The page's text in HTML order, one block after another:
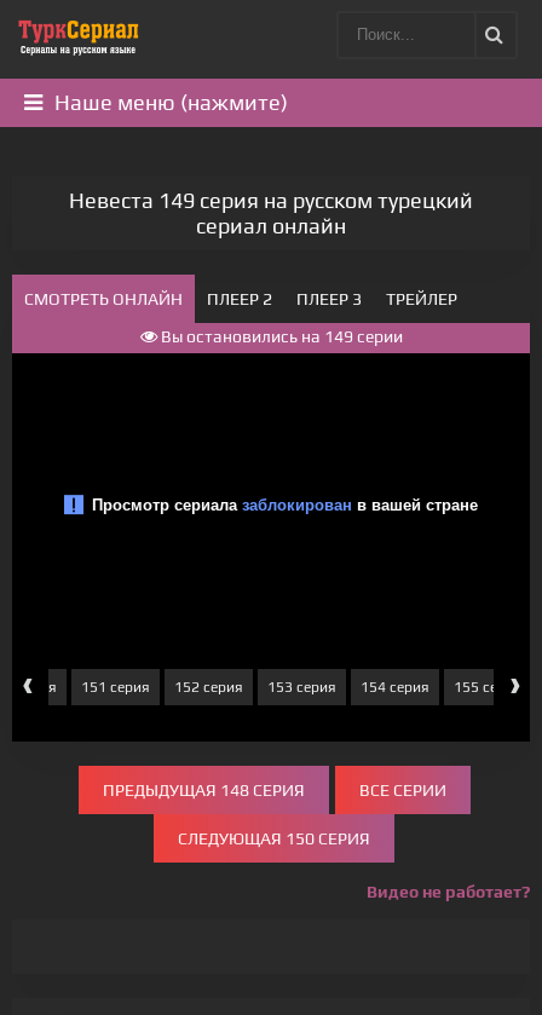
Наше меню (нажмите)
Невеста 149 серия на русском турецкий
сериал онлайн
СМОТРЕТЬ ОНЛАЙН ПЛЕЕР 2 ПЛЕЕР 3
ТРЕЙЛЕР
Вы остановились на 149 серии
‹
серия 151 серия 152 серия 153 серия 154 серия 155 серия
›
ПРЕДЫДУЩАЯ 148 СЕРИЯ ВСЕ СЕРИИ
СЛЕДУЮЩАЯ 150 СЕРИЯ
Видео не работает?